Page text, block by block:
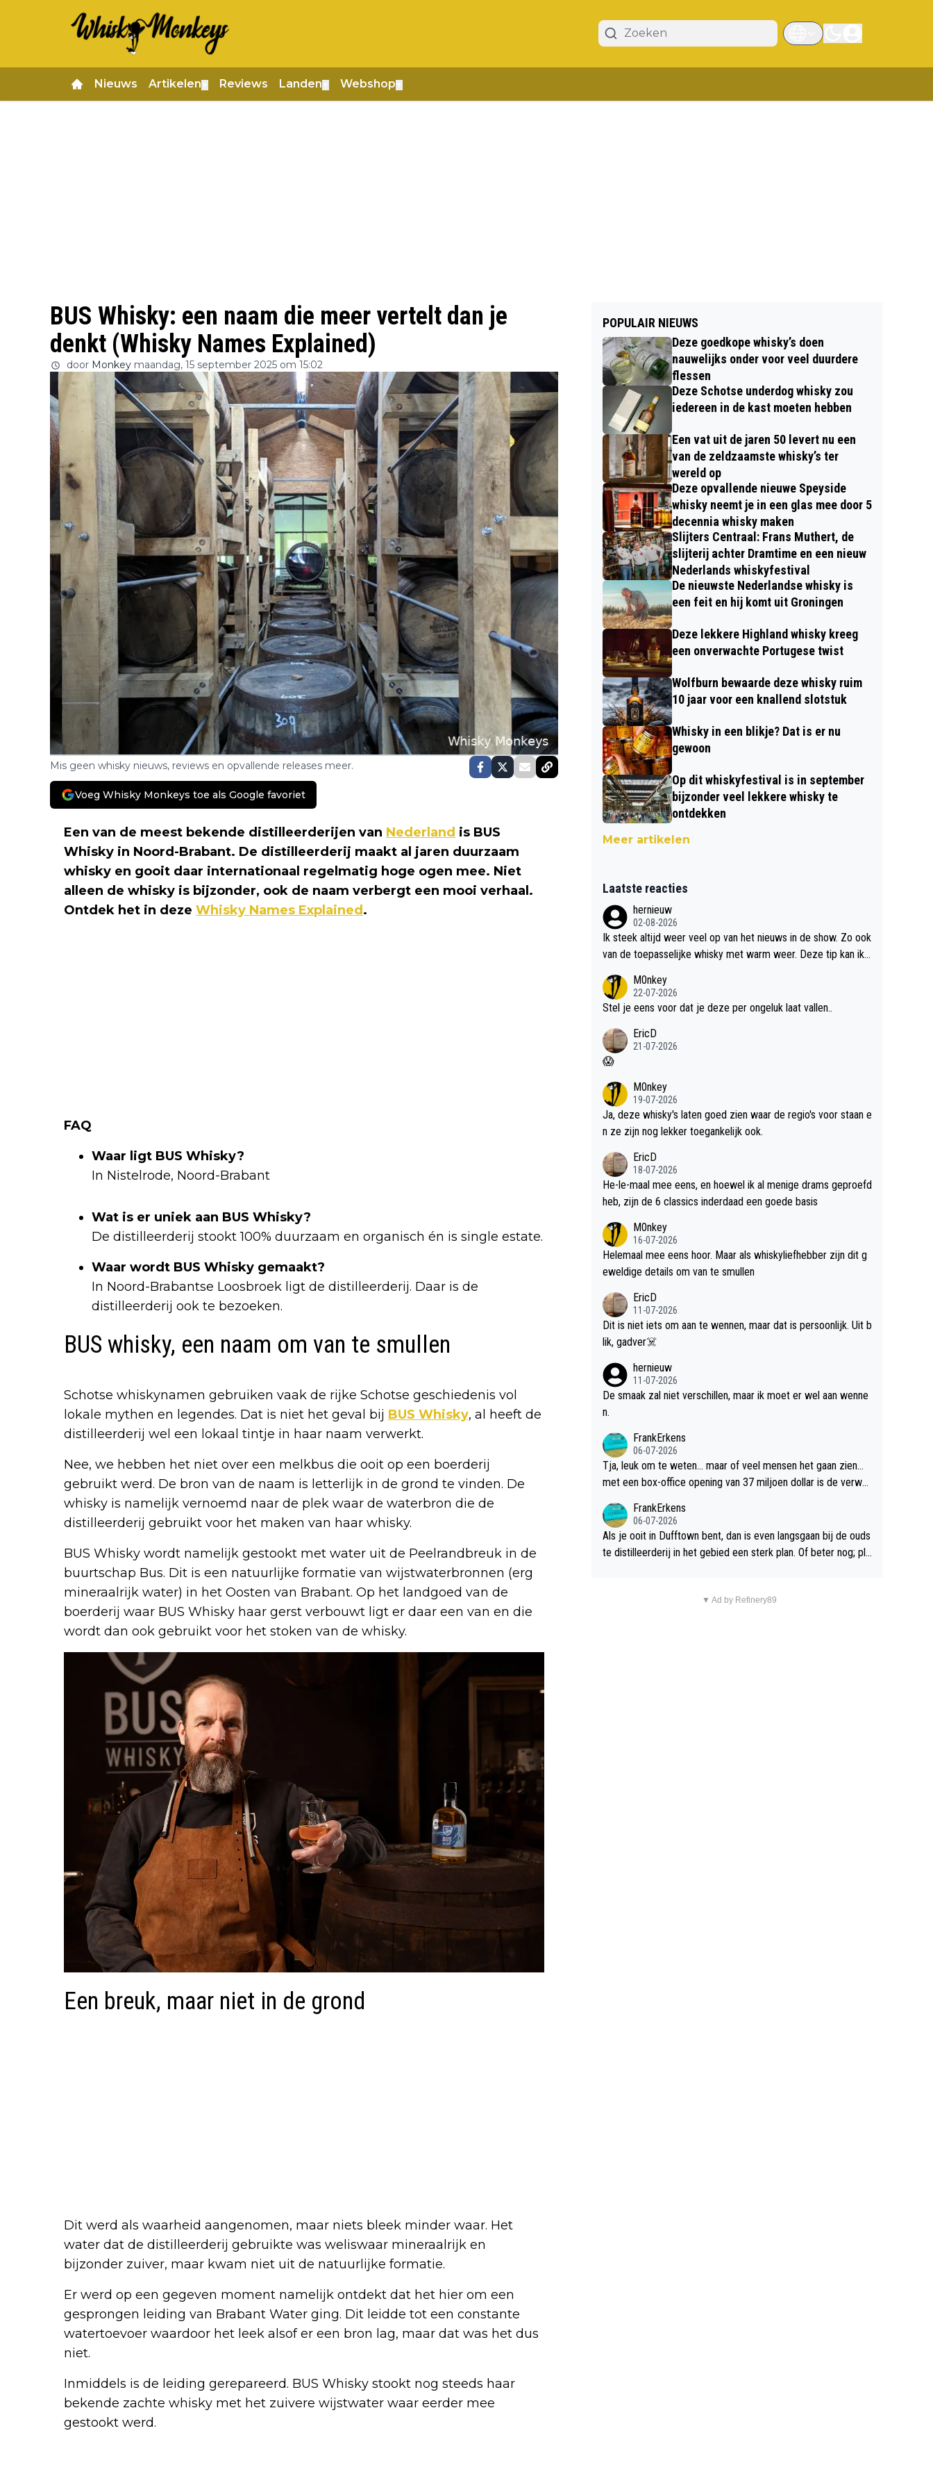
Nieuws Artikelen Reviews Landen Webshop
BUS Whisky: een naam die meer vertelt dan je
denkt (Whisky Names Explained)
door Monkey maandag, 15 september 2025 om 15:02
Mis geen whisky nieuws, reviews en opvallende releases meer.
Voeg Whisky Monkeys toe als Google favoriet
Een van de meest bekende distilleerderijen van Nederland is BUS
Whisky in Noord-Brabant. De distilleerderij maakt al jaren duurzaam
whisky en gooit daar internationaal regelmatig hoge ogen mee. Niet
alleen de whisky is bijzonder, ook de naam verbergt een mooi verhaal.
Ontdek het in deze Whisky Names Explained .
FAQ
Waar ligt BUS Whisky?
In Nistelrode, Noord-Brabant
Wat is er uniek aan BUS Whisky?
De distilleerderij stookt 100% duurzaam en organisch én is single estate.
Waar wordt BUS Whisky gemaakt?
In Noord-Brabantse Loosbroek ligt de distilleerderij. Daar is de
distilleerderij ook te bezoeken.
BUS whisky, een naam om van te smullen
Schotse whiskynamen gebruiken vaak de rijke Schotse geschiedenis vol
lokale mythen en legendes. Dat is niet het geval bij BUS Whisky, al heeft de
distilleerderij wel een lokaal tintje in haar naam verwerkt.
Nee, we hebben het niet over een melkbus die ooit op een boerderij
gebruikt werd. De bron van de naam is letterlijk in de grond te vinden. De
whisky is namelijk vernoemd naar de plek waar de waterbron die de
distilleerderij gebruikt voor het maken van haar whisky.
BUS Whisky wordt namelijk gestookt met water uit de Peelrandbreuk in de
buurtschap Bus. Dit is een natuurlijke formatie van wijstwaterbronnen (erg
mineraalrijk water) in het Oosten van Brabant. Op het landgoed van de
boerderij waar BUS Whisky haar gerst verbouwt ligt er daar een van en die
wordt dan ook gebruikt voor het stoken van de whisky.
Een breuk, maar niet in de grond
Dit werd als waarheid aangenomen, maar niets bleek minder waar. Het
water dat de distilleerderij gebruikte was weliswaar mineraalrijk en
bijzonder zuiver, maar kwam niet uit de natuurlijke formatie.
Er werd op een gegeven moment namelijk ontdekt dat het hier om een
gesprongen leiding van Brabant Water ging. Dit leidde tot een constante
watertoevoer waardoor het leek alsof er een bron lag, maar dat was het dus
niet.
Inmiddels is de leiding gerepareerd. BUS Whisky stookt nog steeds haar
bekende zachte whisky met het zuivere wijstwater waar eerder mee
gestookt werd.
POPULAIR NIEUWS
Deze goedkope whisky’s doen
nauwelijks onder voor veel duurdere
flessen
Deze Schotse underdog whisky zou
iedereen in de kast moeten hebben
Een vat uit de jaren 50 levert nu een
van de zeldzaamste whisky’s ter
wereld op
Deze opvallende nieuwe Speyside
whisky neemt je in een glas mee door 5
decennia whisky maken
Slijters Centraal: Frans Muthert, de
slijterij achter Dramtime en een nieuw
Nederlands whiskyfestival
De nieuwste Nederlandse whisky is
een feit en hij komt uit Groningen
Deze lekkere Highland whisky kreeg
een onverwachte Portugese twist
Wolfburn bewaarde deze whisky ruim
10 jaar voor een knallend slotstuk
Whisky in een blikje? Dat is er nu
gewoon
Op dit whiskyfestival is in september
bijzonder veel lekkere whisky te
ontdekken
Meer artikelen
Laatste reacties
hernieuw
02-08-2026
Ik steek altijd weer veel op van het nieuws in de show. Zo ook
van de toepasselijke whisky met warm weer. Deze tip kan ik
M0nkey
22-07-2026
Stel je eens voor dat je deze per ongeluk laat vallen..
EricD
21-07-2026
😱
M0nkey
19-07-2026
Ja, deze whisky's laten goed zien waar de regio's voor staan e
n ze zijn nog lekker toegankelijk ook.
EricD
18-07-2026
He-le-maal mee eens, en hoewel ik al menige drams geproefd
heb, zijn de 6 classics inderdaad een goede basis
M0nkey
16-07-2026
Helemaal mee eens hoor. Maar als whiskyliefhebber zijn dit g
eweldige details om van te smullen
EricD
11-07-2026
Dit is niet iets om aan te wennen, maar dat is persoonlijk. Uit b
lik, gadver☠️
hernieuw
11-07-2026
De smaak zal niet verschillen, maar ik moet er wel aan wenne
n.
FrankErkens
06-07-2026
Tja, leuk om te weten... maar of veel mensen het gaan zien...
met een box-office opening van 37 miljoen dollar is de verwa
FrankErkens
06-07-2026
Als je ooit in Dufftown bent, dan is even langsgaan bij de ouds
te distilleerderij in het gebied een sterk plan. Of beter nog; pla
▼ Ad by Refinery89